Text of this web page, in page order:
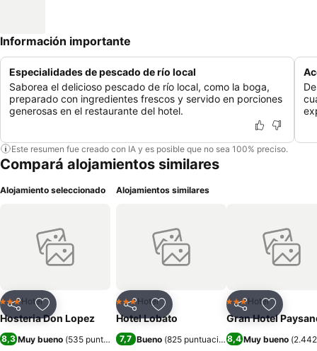
Información importante
Especialidades de pescado de río local
Saborea el delicioso pescado de río local, como la boga,
preparado con ingredientes frescos y servido en porciones
generosas en el restaurante del hotel.
Este resumen fue creado con IA y es posible que no sea 100% preciso.
Compará alojamientos similares
Alojamiento seleccionado
CompartirAñadir a favoritos
3 Estrellas
Hotel
Hosteria Don Lopez
8,3 Muy bueno (535 puntuaciones)
Alojamientos similares
CompartirAñadir a favoritos
3 Estrellas
Hotel
Hotel Lobato
7,7 Bueno (825 puntuaciones)
CompartirAñadir
3 Estrellas
Hotel
Gran Hotel
8,4Muy bueno (